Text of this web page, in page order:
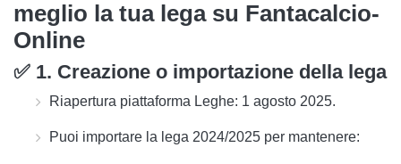
meglio la tua lega su Fantacalcio-
Online
✅ 1. Creazione o importazione della lega
Riapertura piattaforma Leghe: 1 agosto 2025.
Puoi importare la lega 2024/2025 per mantenere: